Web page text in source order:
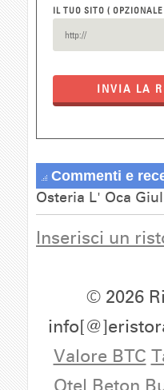
IL TUO SITO (
INVIA LA
Commenti e
Osteria L' Oca
Inserisci un
© 2026
Valore BTC
Otel Beton